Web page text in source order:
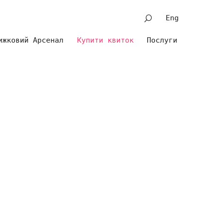
Eng
Арсенал Послуги
Купити квиток